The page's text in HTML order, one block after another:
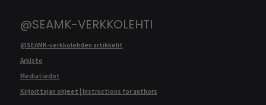
@SEAMK-VERKKOLEHTI
@SEAMK-verkkolehden artikkelit
Arkisto
Mediatiedot
Kirjoittajan ohjeet | Instructions for authors